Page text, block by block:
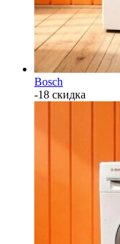
Bosch
-18 скидка